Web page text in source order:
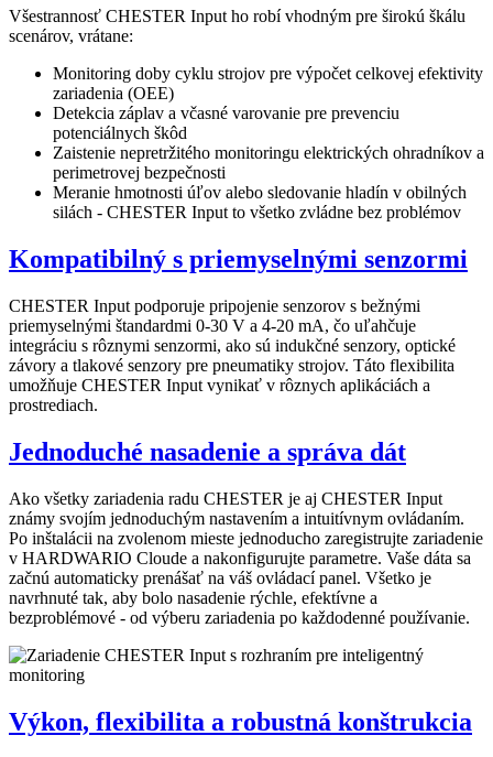
Všestrannosť CHESTER Input ho robí vhodným pre širokú škálu
scenárov, vrátane:
Monitoring doby cyklu strojov pre výpočet celkovej efektivity
zariadenia (OEE)
Detekcia záplav a včasné varovanie pre prevenciu
potenciálnych škôd
Zaistenie nepretržitého monitoringu elektrických ohradníkov a
perimetrovej bezpečnosti
Meranie hmotnosti úľov alebo sledovanie hladín v obilných
silách - CHESTER Input to všetko zvládne bez problémov
Kompatibilný s priemyselnými senzormi
CHESTER Input podporuje pripojenie senzorov s bežnými
priemyselnými štandardmi 0-30 V a 4-20 mA, čo uľahčuje
integráciu s rôznymi senzormi, ako sú indukčné senzory, optické
závory a tlakové senzory pre pneumatiky strojov. Táto flexibilita
umožňuje CHESTER Input vynikať v rôznych aplikáciách a
prostrediach.
Jednoduché nasadenie a správa dát
Ako všetky zariadenia radu CHESTER je aj CHESTER Input
známy svojím jednoduchým nastavením a intuitívnym ovládaním.
Po inštalácii na zvolenom mieste jednoducho zaregistrujte zariadenie
v HARDWARIO Cloude a nakonfigurujte parametre. Vaše dáta sa
začnú automaticky prenášať na váš ovládací panel. Všetko je
navrhnuté tak, aby bolo nasadenie rýchle, efektívne a
bezproblémové - od výberu zariadenia po každodenné používanie.
Výkon, flexibilita a robustná konštrukcia